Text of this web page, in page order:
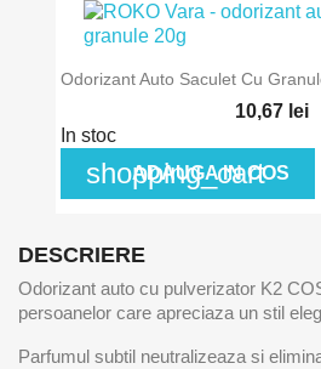
Odorizant Auto Saculet Cu
10,67 lei
In stoc
shopping_cart
ADAUGA IN COS
DESCRIERE
Odorizant auto cu pulverizator K2
persoanelor care apreciaza un stil
Parfumul subtil neutralizeaza si